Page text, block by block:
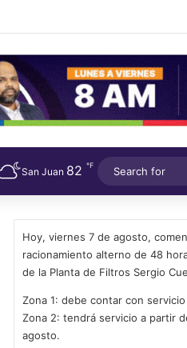
San Juan 82 ℉
Hoy, viernes 7 de agosto,
racionamiento alterno de 48
de la Planta de Filtros Sergio
Zona 1: debe contar con
Zona 2: tendrá servicio a partir
agosto.